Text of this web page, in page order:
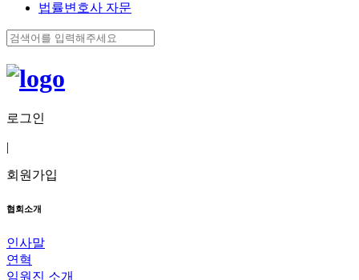
법률변호사 자문
로그인
|
회원가입
협회소개
인사말
연혁
임원진 소개